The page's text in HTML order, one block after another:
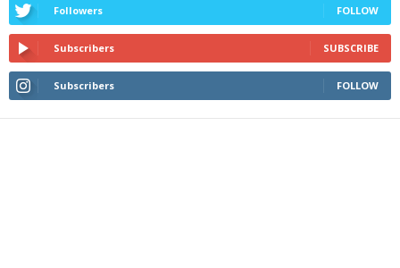
Followers FOLLOW
Subscribers SUBSCRIBE
Subscribers FOLLOW